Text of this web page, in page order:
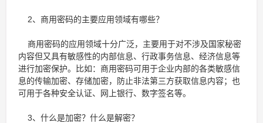
2、商用密码的主要应用领域有哪些？
商用密码的应用领域十分广泛，主要用于对不涉及国家秘密
内容但又具有敏感性的内部信息、行政事务信息、经济信息等
进行加密保护。比如：商用密码可用于企业内部的各类敏感信
息的传输加密、存储加密，防止非法第三方获取信息内容；也
可用于各种安全认证、网上银行、数字签名等。
3、什么是加密？什么是解密？